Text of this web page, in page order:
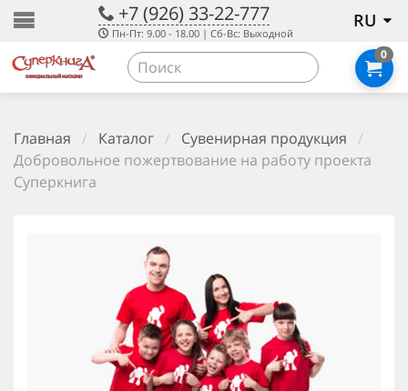
+7 (926) 33-22-777
Пн-Пт: 9.00 - 18.00 | Сб-Вс: Выходной
RU
0
Главная / Каталог / Сувенирная продукция /
Добровольное пожертвование на работу проекта
Суперкнига